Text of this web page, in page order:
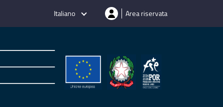
Italiano Area riservata